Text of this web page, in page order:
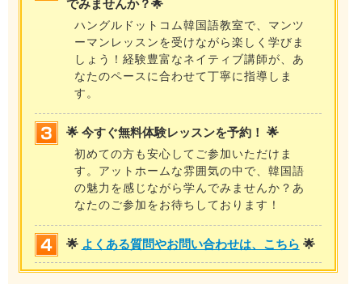
でみませんか？🌟
ハングルドットコム韓国語教室で、マンツ
ーマンレッスンを受けながら楽しく学びま
しょう！経験豊富なネイティブ講師が、あ
なたのペースに合わせて丁寧に指導しま
す。
🌟 今すぐ無料体験レッスンを予約！ 🌟
初めての方も安心してご参加いただけま
す。アットホームな雰囲気の中で、韓国語
の魅力を感じながら学んでみませんか？あ
なたのご参加をお待ちしております！
🌟 よくある質問やお問い合わせは、こちら 🌟